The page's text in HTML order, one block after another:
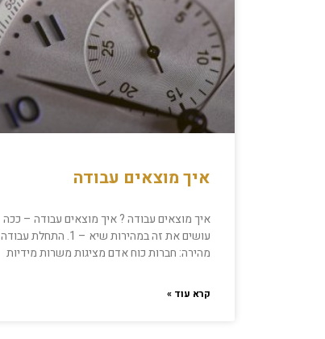
איך מוצאים עבודה
איך מוצאים עבודה ? איך מוצאים עבודה – ככה
עושים את זה במהירות שיא – 1. התחלת עבודה
מהירה: חברות כוח אדם מציגות משרות מידיות
קרא עוד »